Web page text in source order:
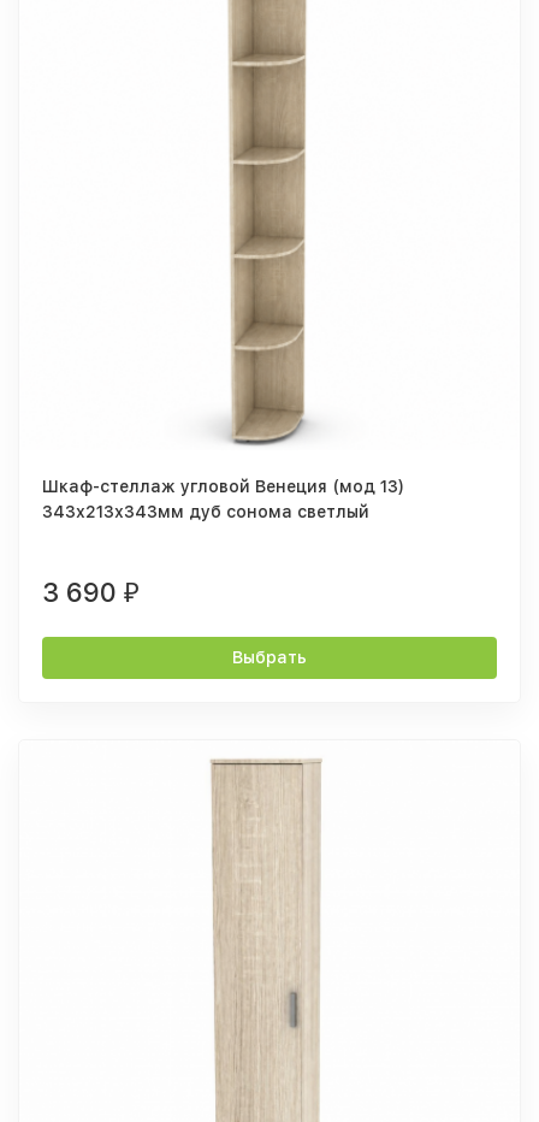
Шкаф-стеллаж угловой Венеция (мод 13)
343х213х343мм дуб сонома светлый
3 690 ₽
Выбрать